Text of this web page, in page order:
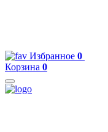
Избранное 0
Корзина 0